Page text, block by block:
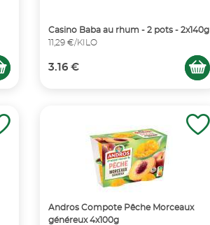
Casino Baba au rhum - 2 pots - 2x140g
11,29 €/KILO
3.16 €
Andros Compote Pêche Morceaux
généreux 4x100g